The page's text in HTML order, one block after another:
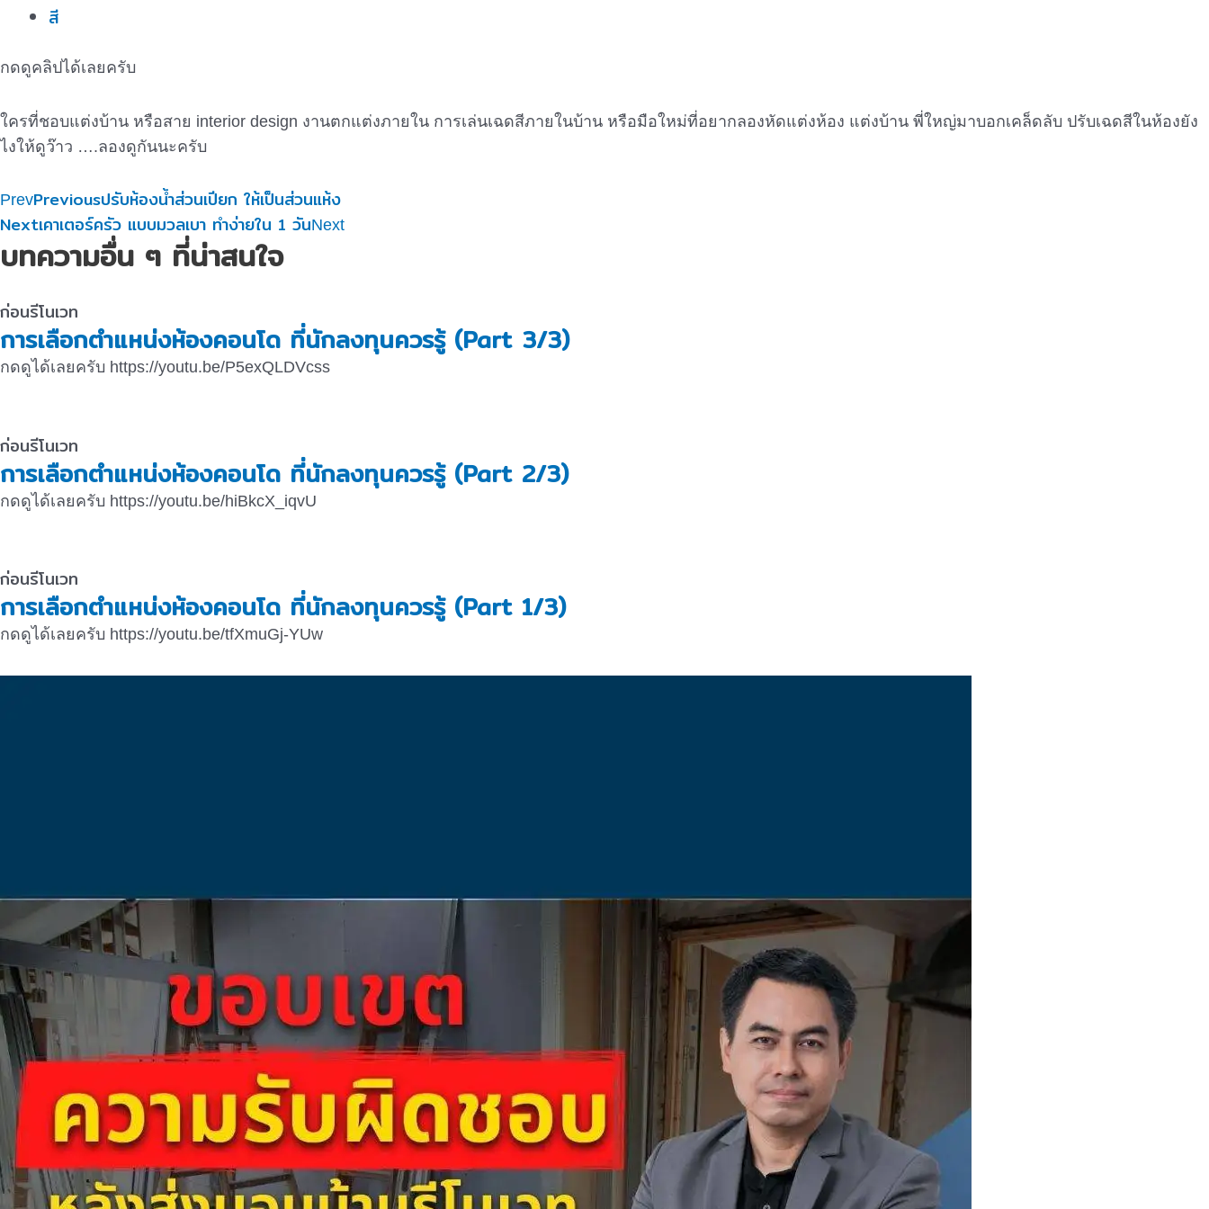
สี
กดดูคลิปได้เลยครับ
ใครที่ชอบแต่งบ้าน หรือสาย interior design งานตกแต่งภายใน การเล่นเฉดสีภายในบ้าน หรือมือใหม่ที่อยากลองหัดแต่งห้อง แต่งบ้าน พี่ใหญ่มาบอกเคล็ดลับ ปรับเฉดสีในห้องยัง
ไงให้ดูว๊าว ….ลองดูกันนะครับ
PrevPreviousปรับห้องน้ำส่วนเปียก ให้เป็นส่วนแห้ง
Nextเคาเตอร์ครัว แบบมวลเบา ทำง่ายใน 1 วันNext
บทความอื่น ๆ ที่น่าสนใจ
ก่อนรีโนเวท
การเลือกตำแหน่งห้องคอนโด ที่นักลงทุนควรรู้ (Part 3/3)
กดดูได้เลยครับ https://youtu.be/P5exQLDVcss
ก่อนรีโนเวท
การเลือกตำแหน่งห้องคอนโด ที่นักลงทุนควรรู้ (Part 2/3)
กดดูได้เลยครับ https://youtu.be/hiBkcX_iqvU
ก่อนรีโนเวท
การเลือกตำแหน่งห้องคอนโด ที่นักลงทุนควรรู้ (Part 1/3)
กดดูได้เลยครับ https://youtu.be/tfXmuGj-YUw